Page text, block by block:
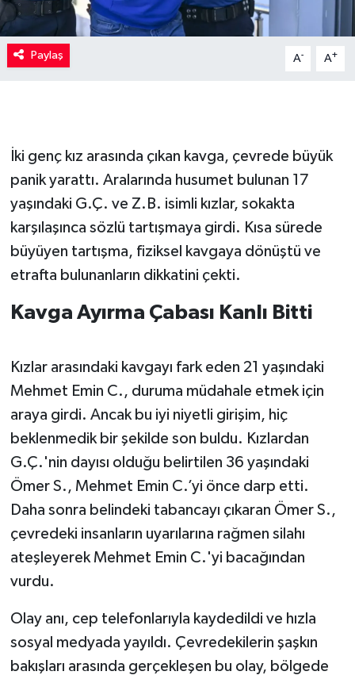
Paylaş A- A+
İki genç kız arasında çıkan kavga, çevrede büyük
panik yarattı. Aralarında husumet bulunan 17
yaşındaki G.Ç. ve Z.B. isimli kızlar, sokakta
karşılaşınca sözlü tartışmaya girdi. Kısa sürede
büyüyen tartışma, fiziksel kavgaya dönüştü ve
etrafta bulunanların dikkatini çekti.
Kavga Ayırma Çabası Kanlı Bitti
Kızlar arasındaki kavgayı fark eden 21 yaşındaki
Mehmet Emin C., duruma müdahale etmek için
araya girdi. Ancak bu iyi niyetli girişim, hiç
beklenmedik bir şekilde son buldu. Kızlardan
G.Ç.'nin dayısı olduğu belirtilen 36 yaşındaki
Ömer S., Mehmet Emin C.’yi önce darp etti.
Daha sonra belindeki tabancayı çıkaran Ömer S.,
çevredeki insanların uyarılarına rağmen silahı
ateşleyerek Mehmet Emin C.'yi bacağından
vurdu.
Olay anı, cep telefonlarıyla kaydedildi ve hızla
sosyal medyada yayıldı. Çevredekilerin şaşkın
bakışları arasında gerçekleşen bu olay, bölgede